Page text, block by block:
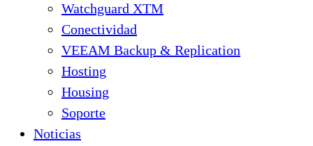
Watchguard XTM
Conectividad
VEEAM Backup & Replication
Hosting
Housing
Soporte
Noticias